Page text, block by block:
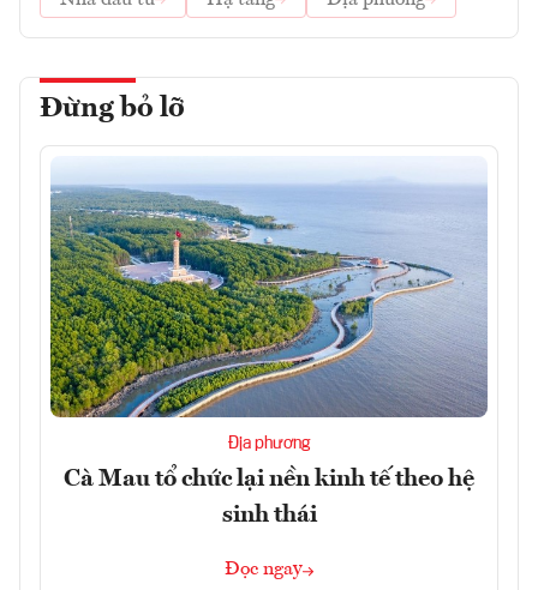
Đừng bỏ lỡ
Địa phương
Cà Mau tổ chức lại nền kinh tế theo hệ
sinh thái
Đọc ngay